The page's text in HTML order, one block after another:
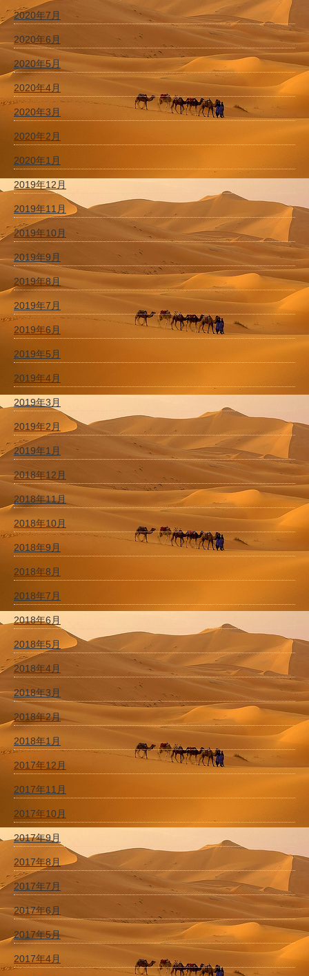
2020年7月
2020年6月
2020年5月
2020年4月
2020年3月
2020年2月
2020年1月
2019年12月
2019年11月
2019年10月
2019年9月
2019年8月
2019年7月
2019年6月
2019年5月
2019年4月
2019年3月
2019年2月
2019年1月
2018年12月
2018年11月
2018年10月
2018年9月
2018年8月
2018年7月
2018年6月
2018年5月
2018年4月
2018年3月
2018年2月
2018年1月
2017年12月
2017年11月
2017年10月
2017年9月
2017年8月
2017年7月
2017年6月
2017年5月
2017年4月